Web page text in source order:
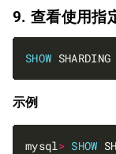
9. 查看使用指
SHOW SHARDING
示例
mysql > SHOW